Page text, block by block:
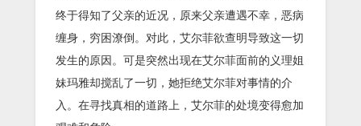
终于得知了父亲的近况，原来父亲遭遇不幸，恶病
缠身，穷困潦倒。对此，艾尔菲欲查明导致这一切
发生的原因。可是突然出现在艾尔菲面前的义理姐
妹玛雅却搅乱了一切，她拒绝艾尔菲对事情的介
入。在寻找真相的道路上，艾尔菲的处境变得愈加